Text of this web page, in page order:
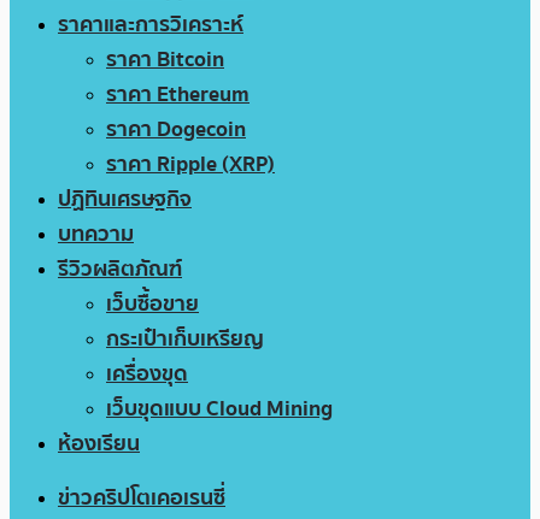
ราคาและการวิเคราะห์
ราคา Bitcoin
ราคา Ethereum
ราคา Dogecoin
ราคา Ripple (XRP)
ปฏิทินเศรษฐกิจ
บทความ
รีวิวผลิตภัณฑ์
เว็บซื้อขาย
กระเป๋าเก็บเหรียญ
เครื่องขุด
เว็บขุดแบบ Cloud Mining
ห้องเรียน
ข่าวคริปโตเคอเรนซี่